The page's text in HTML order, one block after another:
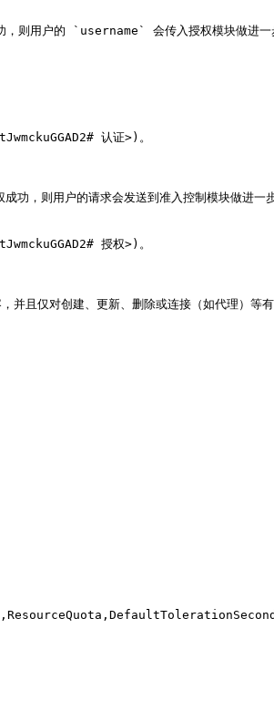
，则用户的 `username` 会传入授权模块做进一
认证>)。
功，则用户的请求会发送到准入控制模块做进一
授权>)。
且仅对创建、更新、删除或连接（如代理）等有